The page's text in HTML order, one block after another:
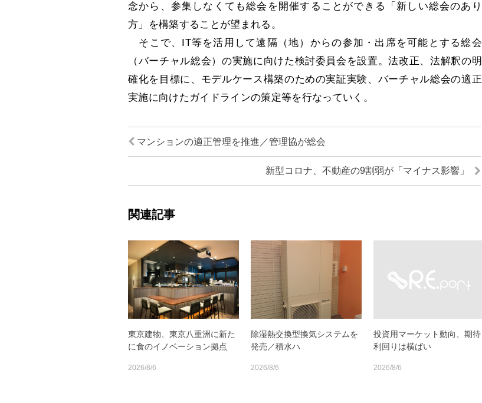
念から、参集しなくても総会を開催することができる「新しい総会のあり
方」を構築することが望まれる。
そこで、IT等を活用して遠隔（地）からの参加・出席を可能とする総会
（バーチャル総会）の実施に向けた検討委員会を設置。法改正、法解釈の明
確化を目標に、モデルケース構築のための実証実験、バーチャル総会の適正
実施に向けたガイドラインの策定等を行なっていく。
マンションの適正管理を推進／管理協が総会
新型コロナ、不動産の9割弱が「マイナス影響」
関連記事
東京建物、東京八重洲に新た
に食のイノベーション拠点
2026/8/6
除湿熱交換型換気システムを
発売／積水ハ
2026/8/6
投資用マーケット動向、期待
利回りは横ばい
2026/8/6